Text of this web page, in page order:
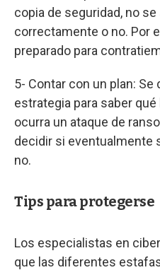
copia de seguridad, no
correctamente o no. Por
preparado para
5- Contar con un plan: Se
estrategia para saber
ocurra un ataque de
decidir si eventualmente
no.
Tips para protegerse
Los especialistas en
que las diferentes